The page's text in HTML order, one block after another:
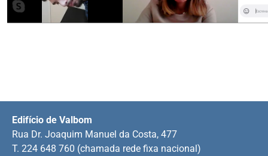
Edifício de Valbom
Rua Dr. Joaquim Manuel da Costa, 477
T. 224 648 760 (chamada rede fixa nacional)